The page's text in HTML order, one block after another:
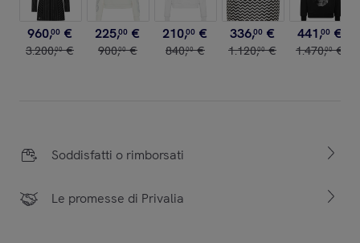
960,00 €
3.200,00 €
225,00 €
900,00 €
210,00 €
840,00 €
336,00 €
1.120,00 €
441,00 €
1.470,00 €
Soddisfatti o rimborsati
Le promesse di Privalia